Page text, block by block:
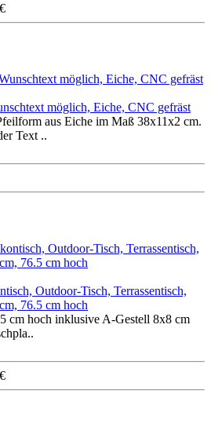
möglich, Eiche, CNC gefräst
aus Eiche im Maß 38x11x2 cm.
Text ..
Outdoor-Tisch, Terrassentisch,
76.5 cm hoch
cm hoch inklusive A-Gestell 8x8 cm